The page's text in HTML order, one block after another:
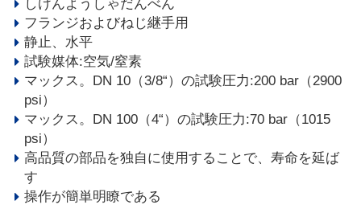
しけんようしゃだんべん
フランジおよびねじ継手用
静止、水平
試験媒体:空気/窒素
マックス。DN 10（3/8“）の試験圧力:200 bar（2900
psi）
マックス。DN 100（4“）の試験圧力:70 bar（1015
psi）
高品質の部品を独自に使用することで、寿命を延ば
す
操作が簡単明瞭である